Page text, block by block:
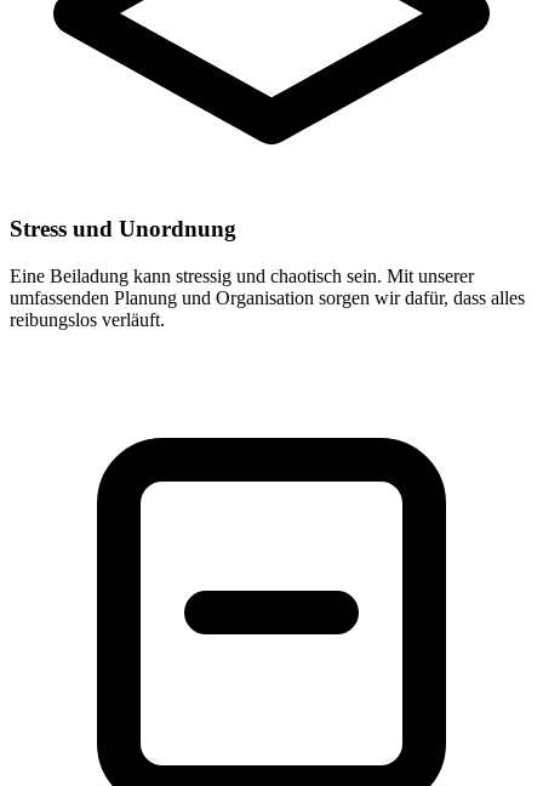
Stress und Unordnung
Eine Beiladung kann stressig und chaotisch sein. Mit unserer
umfassenden Planung und Organisation sorgen wir dafür, dass alles
reibungslos verläuft.